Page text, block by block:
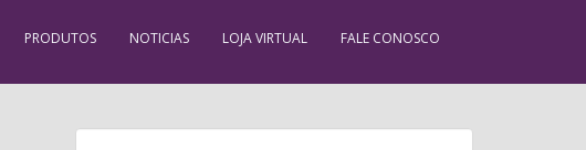
PRODUTOS NOTICIAS LOJA VIRTUAL FALE CONOSCO